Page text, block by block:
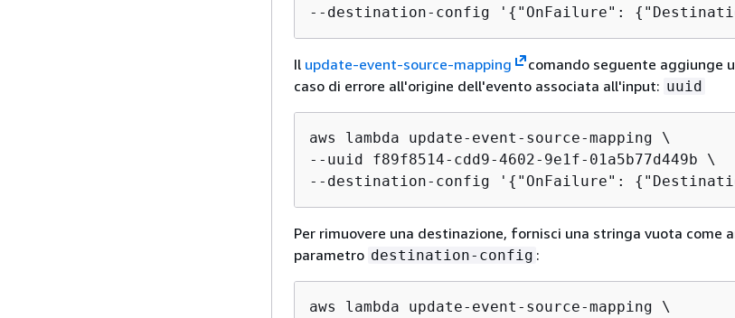
--destination-config ' { "OnFailure": {
Il update-event-source-mapping
comando seguente aggiunge
caso di errore all'origine dell'evento associata all'input: uuid
aws lambda update-event-source-mapping \
--uuid f89f8514-cdd9-4602-9e1f-01a5b77d449b \
--destination-config ' { "OnFailure": {
Per rimuovere una destinazione, fornisci una stringa vuota come
parametro destination-config :
aws lambda update-event-source-mapping \